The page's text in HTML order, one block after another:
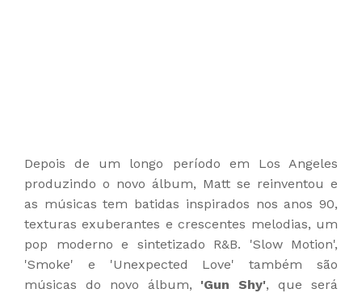
Depois de um longo período em Los Angeles
produzindo o novo álbum, Matt se reinventou e
as músicas tem batidas inspirados nos anos 90,
texturas exuberantes e crescentes melodias, um
pop moderno e sintetizado R&B. 'Slow Motion',
'Smoke' e 'Unexpected Love' também são
músicas do novo álbum, 'Gun Shy', que será